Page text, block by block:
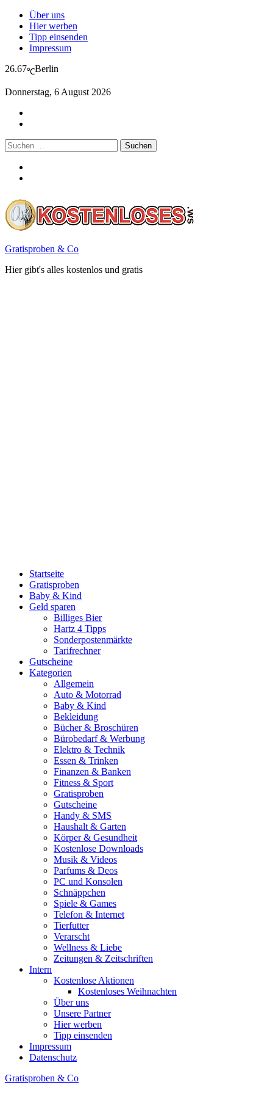
Über uns
Hier werben
Tipp einsenden
Impressum
26.67℃Berlin
Donnerstag, 6 August 2026
Suchen
nach:
Gratisproben & Co
Hier gibt's alles kostenlos und gratis
Startseite
Gratisproben
Baby & Kind
Geld sparen
Billiges Bier
Hartz 4 Tipps
Sonderpostenmärkte
Tarifrechner
Gutscheine
Kategorien
Allgemein
Auto & Motorrad
Baby & Kind
Bekleidung
Bücher & Broschüren
Bürobedarf & Werbung
Elektro & Technik
Essen & Trinken
Finanzen & Banken
Fitness & Sport
Gratisproben
Gutscheine
Handy & SMS
Haushalt & Garten
Körper & Gesundheit
Kostenlose Downloads
Musik & Videos
Parfums & Deos
PC und Konsolen
Schnäppchen
Spiele & Games
Telefon & Internet
Tierfutter
Verarscht
Wellness & Liebe
Zeitungen & Zeitschriften
Intern
Kostenlose Aktionen
Kostenloses Weihnachten
Über uns
Unsere Partner
Hier werben
Tipp einsenden
Impressum
Datenschutz
Gratisproben & Co